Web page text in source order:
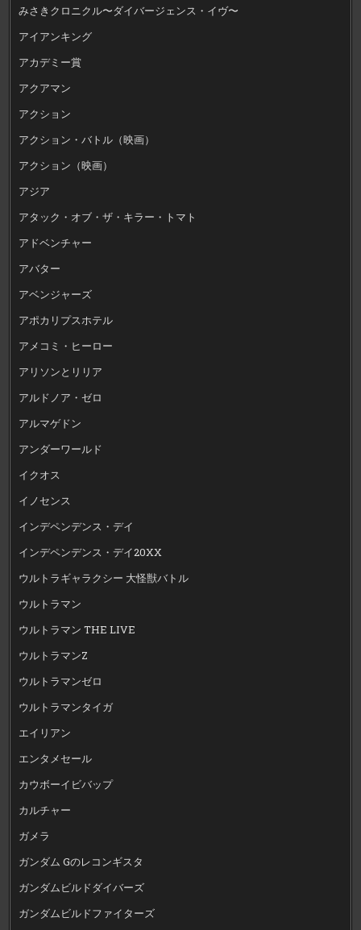
みさきクロニクル〜ダイバージェンス・イヴ〜
アイアンキング
アカデミー賞
アクアマン
アクション
アクション・バトル（映画）
アクション（映画）
アジア
アタック・オブ・ザ・キラー・トマト
アドベンチャー
アバター
アベンジャーズ
アポカリプスホテル
アメコミ・ヒーロー
アリソンとリリア
アルドノア・ゼロ
アルマゲドン
アンダーワールド
イクオス
イノセンス
インデペンデンス・デイ
インデペンデンス・デイ20XX
ウルトラギャラクシー 大怪獣バトル
ウルトラマン
ウルトラマン THE LIVE
ウルトラマンZ
ウルトラマンゼロ
ウルトラマンタイガ
エイリアン
エンタメセール
カウボーイビバップ
カルチャー
ガメラ
ガンダム Gのレコンギスタ
ガンダムビルドダイバーズ
ガンダムビルドファイターズ